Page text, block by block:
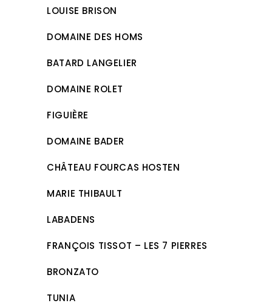
LOUISE BRISON
DOMAINE DES HOMS
BATARD LANGELIER
DOMAINE ROLET
FIGUIÈRE
DOMAINE BADER
CHÂTEAU FOURCAS HOSTEN
MARIE THIBAULT
LABADENS
FRANÇOIS TISSOT – LES 7 PIERRES
BRONZATO
TUNIA